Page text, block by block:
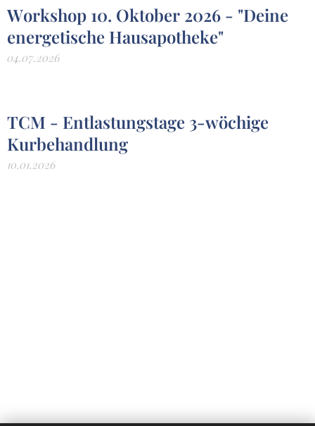
Workshop 10. Oktober 2026 - "Deine
energetische Hausapotheke"
04.07.2026
TCM - Entlastungstage 3-wöchige
Kurbehandlung
10.01.2026